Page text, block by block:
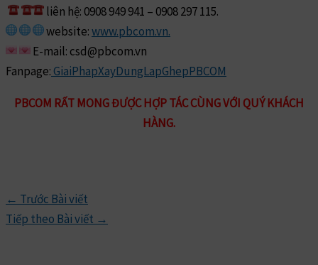
liên hệ: 0908 949 941 – 0908 297 115.
website:www.pbcom.vn.
E-mail: csd@pbcom.vn
Fanpage: GiaiPhapXayDungLapGhepPBCOM
PBCOM RẤT MONG ĐƯỢC HỢP TÁC CÙNG VỚI QUÝ KHÁCH
HÀNG.
← Trước Bài viết
Tiếp theo Bài viết →